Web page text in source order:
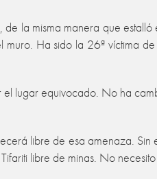
la misma manera que
Ha sido la 26ª víctima
el lugar equivocado. No ha
libre de esa amenaza.
libre de minas. No